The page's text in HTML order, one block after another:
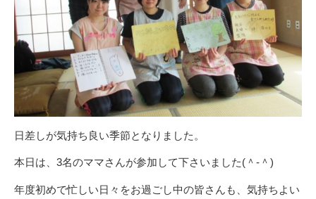
日差しが気持ち良い季節となりました。
本日は、3名のママさんが参加して下さいました(＾-＾)
年度初めで忙しい日々をお過ごし中の皆さんも、気持ちよい